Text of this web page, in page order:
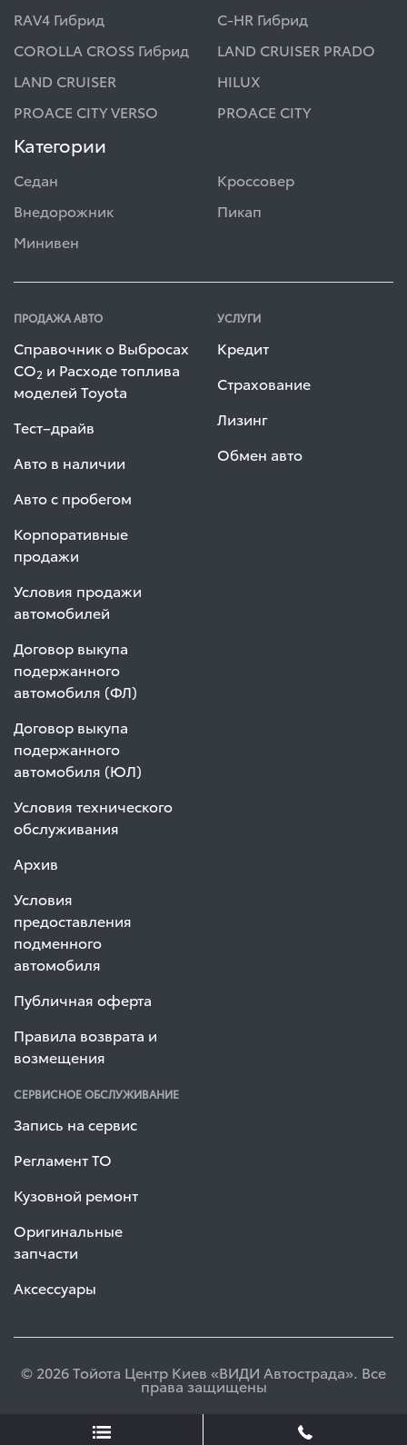
RAV4 Гибрид
C-HR Гибрид
COROLLA CROSS Гибрид
LAND CRUISER PRADO
LAND CRUISER
HILUX
PROACE CITY VERSO
PROACE CITY
Категории
Седан
Кроссовер
Внедорожник
Пикап
Минивен
ПРОДАЖА АВТО
Справочник о Выбросах
СО2 и Расходе топлива
моделей Toyota
Тест–драйв
Авто в наличии
Авто с пробегом
Корпоративные
продажи
Условия продажи
автомобилей
Договор выкупа
подержанного
автомобиля (ФЛ)
Договор выкупа
подержанного
автомобиля (ЮЛ)
Условия технического
обслуживания
Архив
Условия
предоставления
подменного
автомобиля
Публичная оферта
Правила возврата и
возмещения
УСЛУГИ
Кредит
Страхование
Лизинг
Обмен авто
СЕРВИСНОЕ ОБСЛУЖИВАНИЕ
Запись на сервис
Регламент ТО
Кузовной ремонт
Оригинальные
запчасти
Аксессуары
© 2026 Тойота Центр Киев «ВИДИ Автострада». Все
права защищены